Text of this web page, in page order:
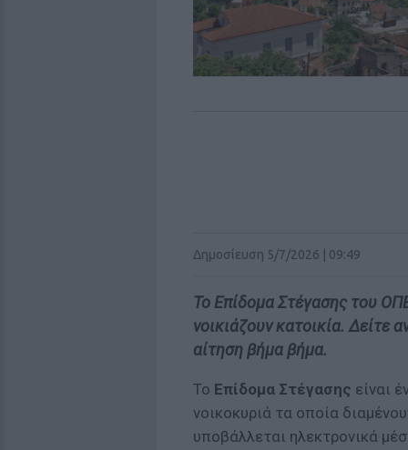
Δημοσίευση 5/7/2026 | 09:49
Το Επίδομα Στέγασης του
νοικιάζουν κατοικία. Δείτε
αίτηση βήμα βήμα.
Το Επίδομα Στέγασης είναι
νοικοκυριά τα οποία
υποβάλλεται ηλεκτρονικά